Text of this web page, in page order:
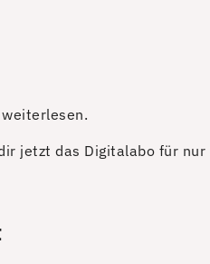
jetzt das Digitalabo für